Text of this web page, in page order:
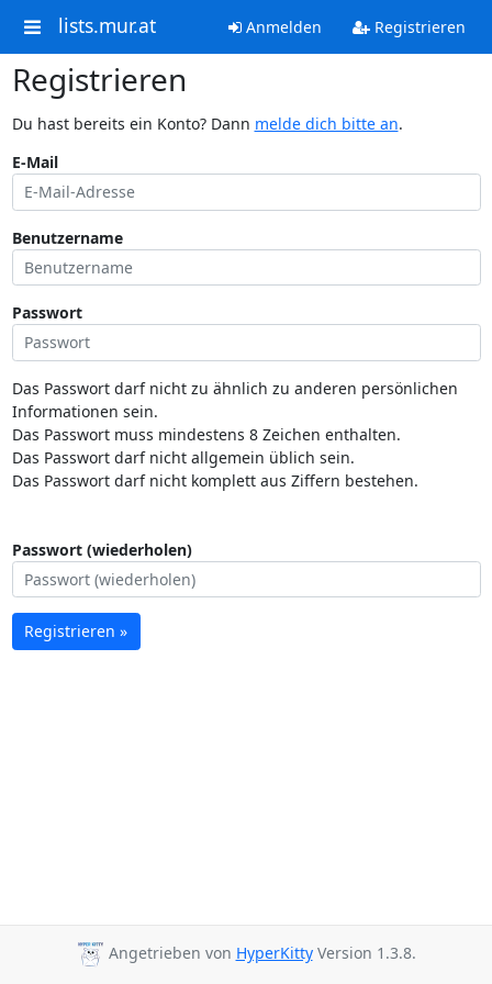
lists.mur.at Anmelden Registrieren
Registrieren
Du hast bereits ein Konto? Dann melde dich bitte an.
E-Mail
Benutzername
Passwort
Das Passwort darf nicht zu ähnlich zu anderen persönlichen
Informationen sein.
Das Passwort muss mindestens 8 Zeichen enthalten.
Das Passwort darf nicht allgemein üblich sein.
Das Passwort darf nicht komplett aus Ziffern bestehen.
Passwort (wiederholen)
Registrieren »
Angetrieben von HyperKittyVersion 1.3.8.